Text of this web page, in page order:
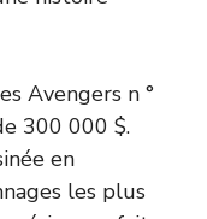
Avengers n °
300 000 $.
en
les plus